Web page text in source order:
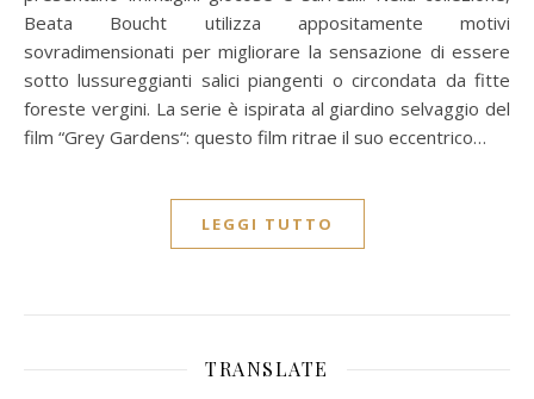
Beata Boucht utilizza appositamente motivi
sovradimensionati per migliorare la sensazione di essere
sotto lussureggianti salici piangenti o circondata da fitte
foreste vergini. La serie è ispirata al giardino selvaggio del
film “Grey Gardens“: questo film ritrae il suo eccentrico…
LEGGI TUTTO
TRANSLATE